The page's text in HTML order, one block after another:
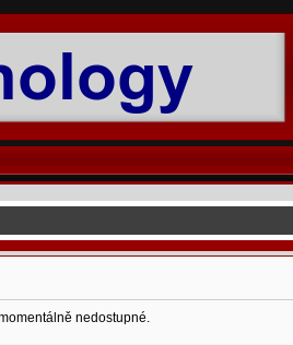
nedostupné.